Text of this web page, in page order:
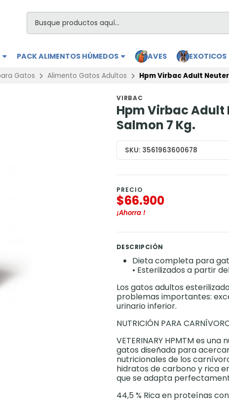
PACK ALIMENTOS HÚMEDOS AVES EXOTICOS
Gatos Alimento Gatos Adultos Hpm Virbac Adult
VIRBAC
Hpm Virbac Adult
Salmon 7 Kg.
SKU: 3561963600678
PRECIO
$66.900
¡Ahorra !
DESCRIPCIÓN
Dieta completa para
• Esterilizados a partir
Los gatos adultos
problemas importantes:
urinario inferior.
NUTRICIÓN PARA
VETERINARY HPMTM es
gatos diseñada para
nutricionales de los
hidratos de carbono y rica
que se adapta
44,5 % Rica en proteínas con